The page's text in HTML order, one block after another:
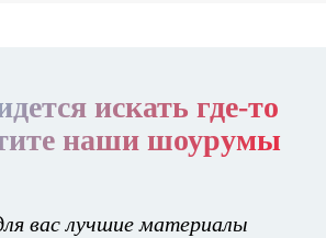
искать где-то
наши шоурумы
вас лучшие материалы